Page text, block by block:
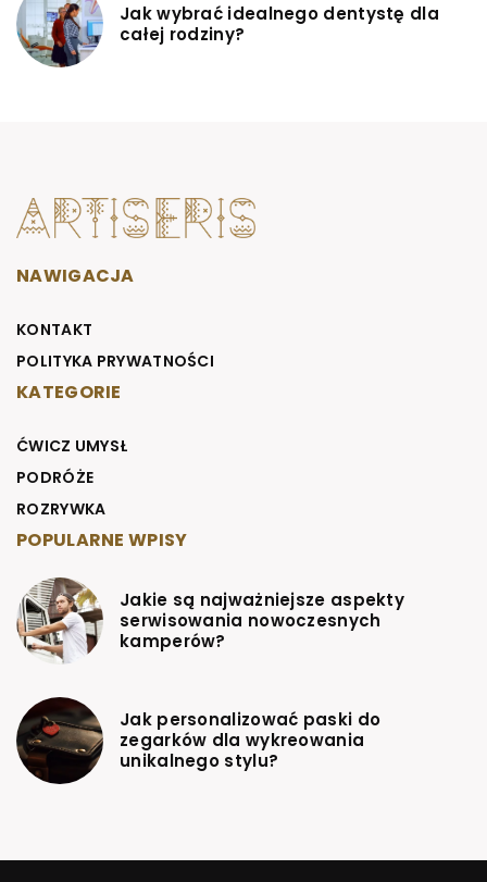
Jak wybrać idealnego dentystę dla
całej rodziny?
NAWIGACJA
KONTAKT
POLITYKA PRYWATNOŚCI
KATEGORIE
ĆWICZ UMYSŁ
PODRÓŻE
ROZRYWKA
POPULARNE WPISY
Jakie są najważniejsze aspekty
serwisowania nowoczesnych
kamperów?
Jak personalizować paski do
zegarków dla wykreowania
unikalnego stylu?